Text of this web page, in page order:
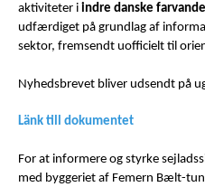
aktiviteter i indre danske
udfærdiget på grundlag af
sektor, fremsendt uofficielt til
Nyhedsbrevet bliver udsendt på
Länk till dokumentet
For at informere og styrke
med byggeriet af Femern Bælt-